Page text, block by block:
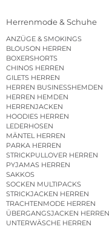
Herrenmode & Schuhe
ANZÜGE & SMOKINGS
BLOUSON HERREN
BOXERSHORTS
CHINOS HERREN
GILETS HERREN
HERREN BUSINESSHEMDEN
HERREN HEMDEN
HERRENJACKEN
HOODIES HERREN
LEDERHOSEN
MÄNTEL HERREN
PARKA HERREN
STRICKPULLOVER HERREN
PYJAMAS HERREN
SAKKOS
SOCKEN MULTIPACKS
STRICKJACKEN HERREN
TRACHTENMODE HERREN
ÜBERGANGSJACKEN HERREN
UNTERWÄSCHE HERREN